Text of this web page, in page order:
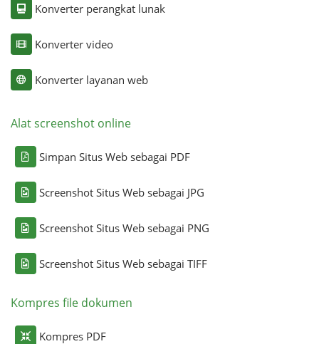
Konverter perangkat lunak
Konverter video
Konverter layanan web
Alat screenshot online
Simpan Situs Web sebagai PDF
Screenshot Situs Web sebagai JPG
Screenshot Situs Web sebagai PNG
Screenshot Situs Web sebagai TIFF
Kompres file dokumen
Kompres PDF